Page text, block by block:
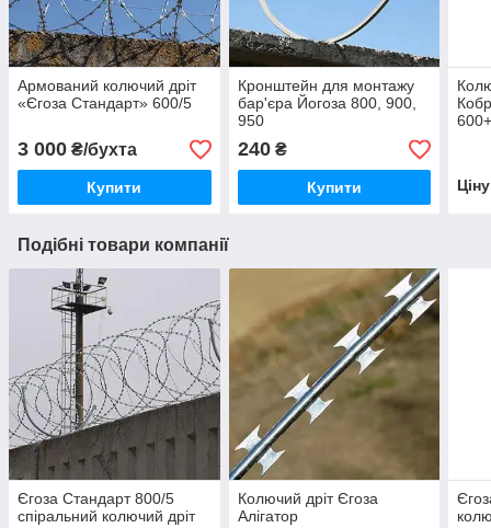
Армований колючий дріт
«Єгоза Стандарт» 600/5
3 000 ₴/бухта
Купити
Кронштейн для монтажу
бар'єра Йогоза 800, 900,
950
240₴
Купити
Подібні товари компанії
Єгоза Стандарт 800/5
спіральний колючий дріт
Колючий дріт Єгоза
Алігатор